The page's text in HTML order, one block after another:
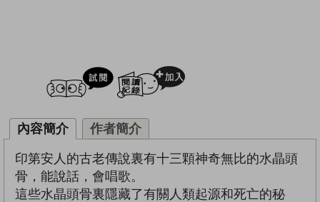
試閲
內容簡介 作者簡介
印第安人的古老傳說裏有十三顆神奇無比的水晶頭
骨，能說話，會唱歌。
這些水晶頭骨裏隱藏了有關人類起源和死亡的秘